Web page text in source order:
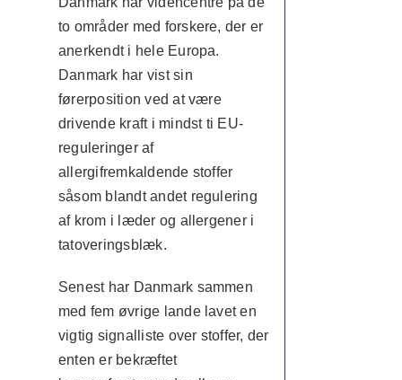
to områder med forskere, der er
anerkendt i hele Europa.
Danmark har vist sin
førerposition ved at være
drivende kraft i mindst ti EU-
reguleringer af
allergifremkaldende stoffer
såsom blandt andet regulering
af krom i læder og allergener i
tatoveringsblæk.
Senest har Danmark sammen
med fem øvrige lande lavet en
vigtig signalliste over stoffer, der
enten er bekræftet